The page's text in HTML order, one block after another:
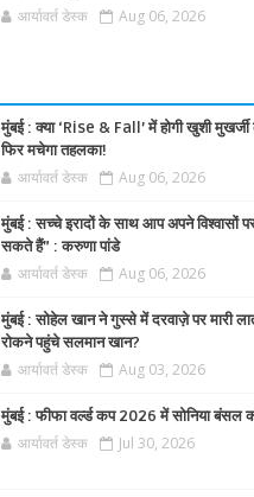
आर्यावर्त डेस्क Aug 06, 2026
मुंबई : क्या ‘Rise & Fall’ में होगी खुशी
फिर मचेगा तहलका!
आर्यावर्त डेस्क Aug 06, 2026
मुंबई : सच्चे इरादों के साथ आप अपने विश्वासों
सकते हैं” : करुणा पांडे
आर्यावर्त डेस्क Aug 06, 2026
मुंबई : सोहेल खान ने गुस्से में दरवाज़े पर मारी
रोकने पहुंचे सलमान खान?
आर्यावर्त डेस्क Aug 03, 2026
मुंबई : फीफा वर्ल्ड कप 2026 में सोनिया बंसल
आर्यावर्त डेस्क Jul 30, 2026